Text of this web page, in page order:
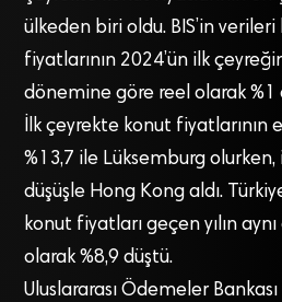
ülkeden biri oldu. BIS’in
fiyatlarının 2024’ün ilk
dönemine göre reel olarak %1
İlk çeyrekte konut fiyatlarının
%13,7 ile Lüksemburg olurken,
düşüşle Hong Kong aldı.
konut fiyatları geçen yılın
olarak %8,9 düştü.
Uluslararası Ödemeler